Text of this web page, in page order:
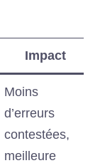
Impact
Moins
d’erreurs
contestées,
meilleure